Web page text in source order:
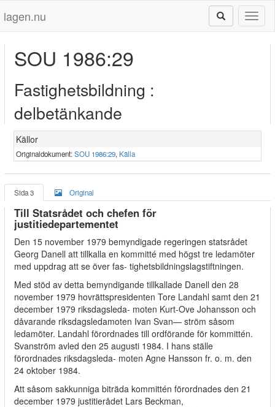
lagen.nu
SOU 1986:29
Fastighetsbildning :
delbetänkande
Källor
Originaldokument:SOU 1986:29, Källa
Sida 3 Original
Till Statsrådet och chefen för
justitiedepartementet
Den 15 november 1979 bemyndigade regeringen statsrådet
Georg Danell att tillkalla en kommitté med högst tre ledamöter
med uppdrag att se över fas- tighetsbildningslagstiftningen.
Med stöd av detta bemyndigande tillkallade Danell den 28
november 1979 hovrättspresidenten Tore Landahl samt den 21
december 1979 riksdagsleda- moten Kurt-Ove Johansson och
dåvarande riksdagsledamoten Ivan Svan— ström såsom
ledamöter. Landahl förordnades till ordförande för kommittén.
Svanström avled den 25 augusti 1984. I hans ställe
förordnades riksdagsleda- moten Agne Hansson fr. o. m. den
24 oktober 1984.
Att såsom sakkunniga biträda kommittén förordnades den 21
december 1979 justitierådet Lars Beckman,